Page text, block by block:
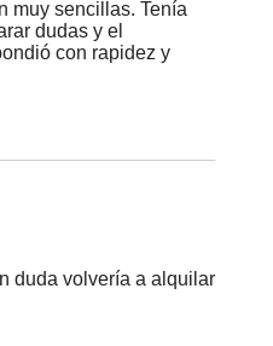
muy sencillas. Tenía
dudas y el
con rapidez y
duda volvería a alquilar